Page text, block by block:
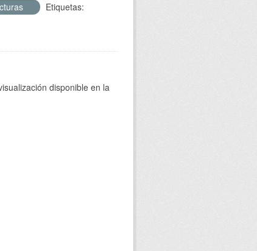
Etiquetas:
disponible en la